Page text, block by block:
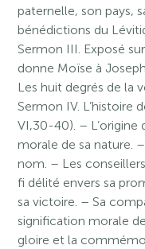
paternelle, son pays,
bénédictions du
Sermon III. Exposé
donne Moïse à
Les huit degrés de la
Sermon IV. L’histoire
VI,30-40). – L’origine
morale de sa nature.
nom. – Les
fi délité envers sa
sa victoire. – Sa
signification morale
gloire et la